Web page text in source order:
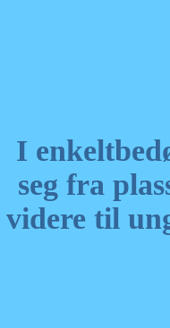
I
seg fra
videre til